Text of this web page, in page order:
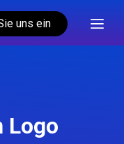
uns ein
Logo